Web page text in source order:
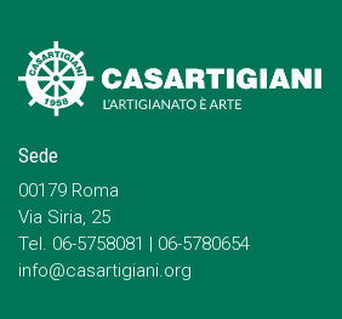
Sede
00179 Roma
Via Siria, 25
Tel. 06-5758081 | 06-5780654
info@casartigiani.org